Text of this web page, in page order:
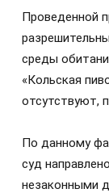
Проведенной
среды
«Кольская
отсутствуют,
По данному
суд
незаконными